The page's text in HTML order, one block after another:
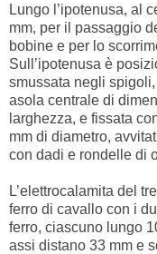
Lungo l’ipotenusa, al
mm, per il passaggio
bobine e per lo
Sull’ipotenusa è
smussata negli
asola centrale di
larghezza, e fissata
mm di diametro,
con dadi e rondelle di
L’elettrocalamita del
ferro di cavallo con i
ferro, ciascuno lungo
assi distano 33 mm e